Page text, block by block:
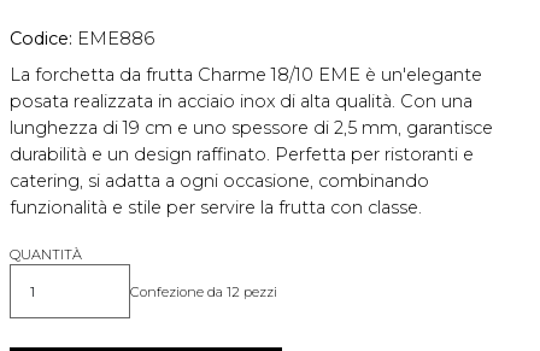
Codice: EME886
La forchetta da frutta Charme 18/10 EME è un'elegante
posata realizzata in acciaio inox di alta qualità. Con una
lunghezza di 19 cm e uno spessore di 2,5 mm, garantisce
durabilità e un design raffinato. Perfetta per ristoranti e
catering, si adatta a ogni occasione, combinando
funzionalità e stile per servire la frutta con classe.
QUANTITÀ
Quantità Confezione da 12 pezzi